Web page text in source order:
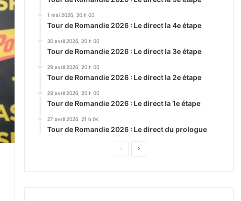
1 mai 2026, 20 h 00
Tour de Romandie 2026 : Le direct la 4e étape
30 avril 2026, 20 h 00
Tour de Romandie 2026 : Le direct la 3e étape
29 avril 2026, 20 h 00
Tour de Romandie 2026 : Le direct la 2e étape
28 avril 2026, 20 h 00
Tour de Romandie 2026 : Le direct la 1e étape
27 avril 2026, 21 h 04
Tour de Romandie 2026 : Le direct du prologue
Page
Page